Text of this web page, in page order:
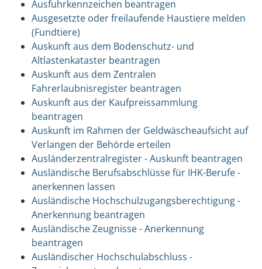
Ausfuhrkennzeichen beantragen
Ausgesetzte oder freilaufende Haustiere melden
(Fundtiere)
Auskunft aus dem Bodenschutz- und
Altlastenkataster beantragen
Auskunft aus dem Zentralen
Fahrerlaubnisregister beantragen
Auskunft aus der Kaufpreissammlung
beantragen
Auskunft im Rahmen der Geldwäscheaufsicht auf
Verlangen der Behörde erteilen
Ausländerzentralregister - Auskunft beantragen
Ausländische Berufsabschlüsse für IHK-Berufe -
anerkennen lassen
Ausländische Hochschulzugangsberechtigung -
Anerkennung beantragen
Ausländische Zeugnisse - Anerkennung
beantragen
Ausländischer Hochschulabschluss -